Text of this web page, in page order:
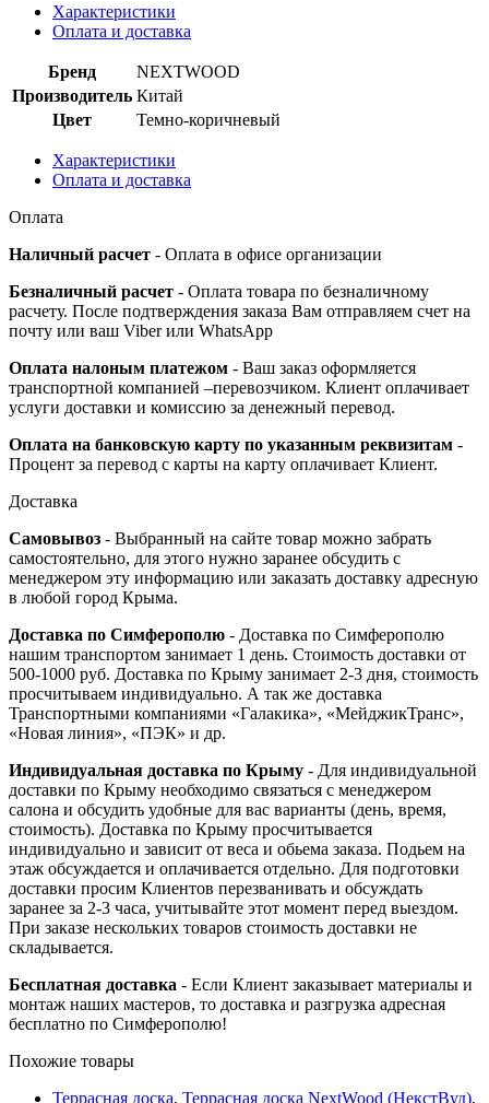
Характеристики
Оплата и доставка
Бренд
NEXTWOOD
Производитель Китай
Цвет
Темно-коричневый
Характеристики
Оплата и доставка
Оплата
Наличный расчет - Оплата в офисе организации
Безналичный расчет - Оплата товара по безналичному
расчету. После подтверждения заказа Вам отправляем счет на
почту или ваш Viber или WhatsApp
Оплата налоным платежом - Ваш заказ оформляется
транспортной компанией –перевозчиком. Клиент оплачивает
услуги доставки и комиссию за денежный перевод.
Оплата на банковскую карту по указанным реквизитам -
Процент за перевод с карты на карту оплачивает Клиент.
Доставка
Самовывоз - Выбранный на сайте товар можно забрать
самостоятельно, для этого нужно заранее обсудить с
менеджером эту информацию или заказать доставку адресную
в любой город Крыма.
Доставка по Симферополю - Доставка по Симферополю
нашим транспортом занимает 1 день. Стоимость доставки от
500-1000 руб. Доставка по Крыму занимает 2-3 дня, стоимость
просчитываем индивидуально. А так же доставка
Транспортными компаниями «Галакика», «МейджикТранс»,
«Новая линия», «ПЭК» и др.
Индивидуальная доставка по Крыму - Для индивидуальной
доставки по Крыму необходимо связаться с менеджером
салона и обсудить удобные для вас варианты (день, время,
стоимость). Доставка по Крыму просчитывается
индивидуально и зависит от веса и обьема заказа. Подьем на
этаж обсуждается и оплачивается отдельно. Для подготовки
доставки просим Клиентов перезванивать и обсуждать
заранее за 2-3 часа, учитывайте этот момент перед выездом.
При заказе нескольких товаров стоимость доставки не
складывается.
Бесплатная доставка - Если Клиент заказывает материалы и
монтаж наших мастеров, то доставка и разгрузка адресная
бесплатно по Симферополю!
Похожие товары
Террасная доска, Террасная доска NextWood (НекстВуд),